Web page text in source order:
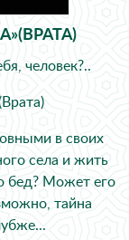
человек?..
в своих
села и жить
бед? Может его
тайна